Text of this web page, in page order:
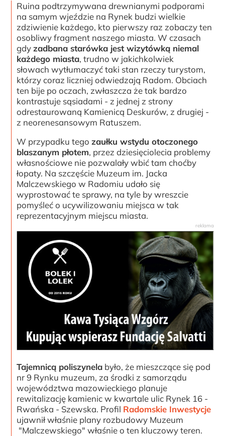
Ruina podtrzymywana drewnianymi podporami
na samym wjeździe na Rynek budzi wielkie
zdziwienie każdego, kto pierwszy raz zobaczy ten
osobliwy fragment naszego miasta. W czasach
gdyzadbana starówka jest wizytówką niemal
każdego miasta, trudno w jakichkolwiek
słowach wytłumaczyć taki stan rzeczy turystom,
którzy coraz liczniej odwiedzają Radom. Obciach
ten bije po oczach, zwłaszcza że tak bardzo
kontrastuje sąsiadami - z jednej z strony
odrestaurowaną Kamienicą Deskurów, z drugiej -
z neorenesansowym Ratuszem.
W przypadku tegozaułku wstydu otoczonego
blaszanym płotem, przez dziesięciolecia problemy
własnościowe nie pozwalały wbić tam choćby
łopaty. Na szczęście Muzeum im. Jacka
Malczewskiego w Radomiu udało się
wyprostować te sprawy, na tyle by wreszcie
pomyśleć o ucywilizowaniu miejsca w tak
reprezentacyjnym miejscu miasta.
Tajemnicą poliszynela było, że mieszczące się pod
nr 9 Rynku muzeum, za środki z samorządu
województwa mazowieckiego planuje
rewitalizację kamienic w kwartale ulic Rynek 16 -
Rwańska - Szewska. Profil Radomskie Inwestycje
ujawnił właśnie plany rozbudowy Muzeum
"Malczewskiego" właśnie o ten kluczowy teren.